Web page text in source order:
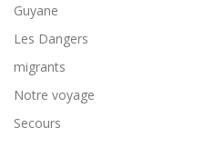
Guyane
Les Dangers
migrants
Notre voyage
Secours